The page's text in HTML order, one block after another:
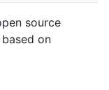
source
on